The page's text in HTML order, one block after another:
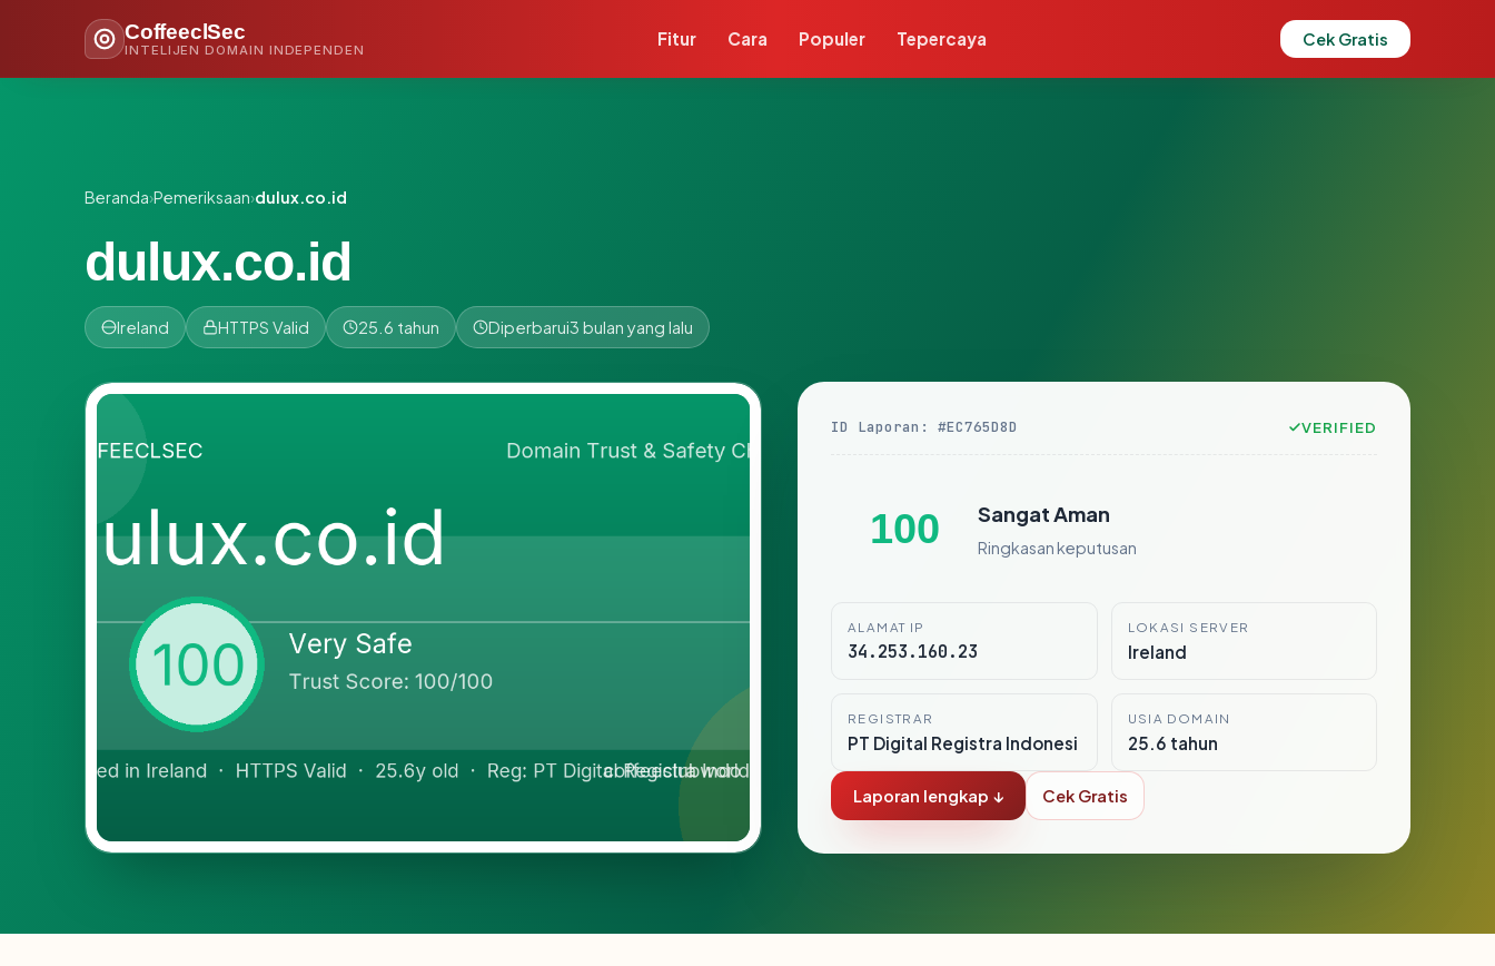
CoffeeclSec
INTELIJEN DOMAIN INDEPENDEN
Fitur Cara Populer Tepercaya Cek Gratis
Beranda›Pemeriksaan›dulux.co.id
dulux.co.id
Ireland HTTPS Valid 25.6 tahun Diperbarui3 bulan yang lalu
ID Laporan: #EC765D8D VERIFIED
100 Sangat Aman
Ringkasan keputusan
ALAMAT IP
34.253.160.23
LOKASI SERVER
Ireland
REGISTRAR
PT Digital Registra Indonesi
USIA DOMAIN
25.6 tahun
Laporan lengkap ↓ Cek Gratis